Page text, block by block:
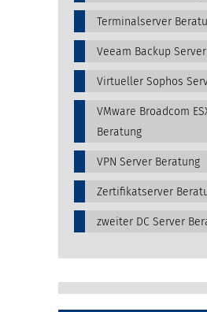
Terminalserver
Veeam Backup
Virtueller Sophos
VMware Broadcom
Beratung
VPN Server Beratung
Zertifikatserver
zweiter DC Server